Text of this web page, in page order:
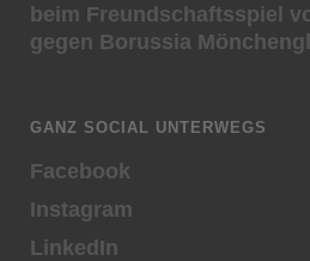
beim Freundschaftsspiel
gegen Borussia
GANZ SOCIAL UNTERWEGS
Facebook
Instagram
LinkedIn